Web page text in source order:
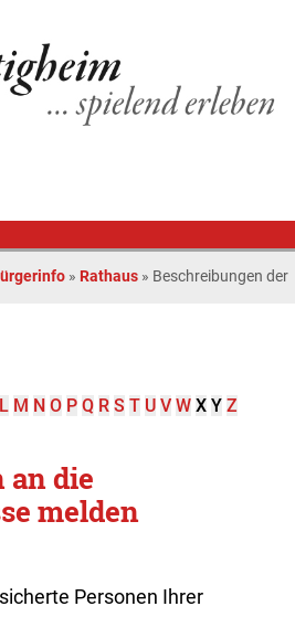
» Rathaus » Beschreibungen der
L M N O P Q R S T U V W X Y Z
an die
melden
Personen Ihrer